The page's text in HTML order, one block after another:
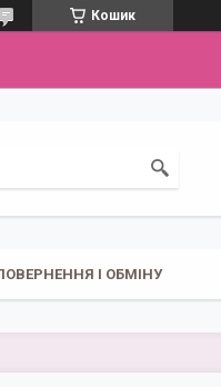
Кошик
І ОБМІНУ